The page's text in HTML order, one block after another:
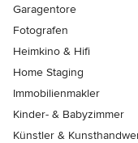
Garagentore
Fotografen
Heimkino & Hifi
Home Staging
Immobilienmakler
Kinder- & Babyzimmer
Künstler &